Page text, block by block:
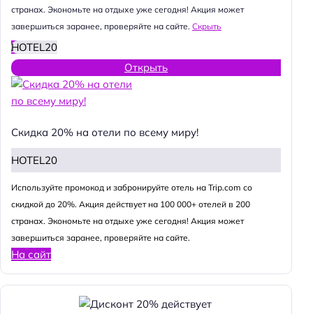
странах. Экономьте на отдыхе уже сегодня! Акция может
завершиться заранее, проверяйте на сайте. Скрыть
HOTEL20
Открыть
Скидка 20% на отели по всему миру!
HOTEL20
Используйте промокод и забронируйте отель на Trip.com со
скидкой до 20%. Акция действует на 100 000+ отелей в 200
странах. Экономьте на отдыхе уже сегодня! Акция может
завершиться заранее, проверяйте на сайте.
На сайт